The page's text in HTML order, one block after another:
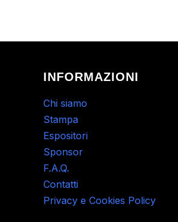
INFORMAZIONI
Chi siamo
Stampa
Espositori
Sponsor
F.A.Q.
Contatti
Privacy e Cookies Policy